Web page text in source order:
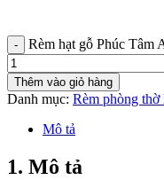
Rèm hạt gỗ Phúc Tâm
Thêm vào giỏ hàng
Danh mục: Rèm phòng thờ
Mô tả
1. Mô tả